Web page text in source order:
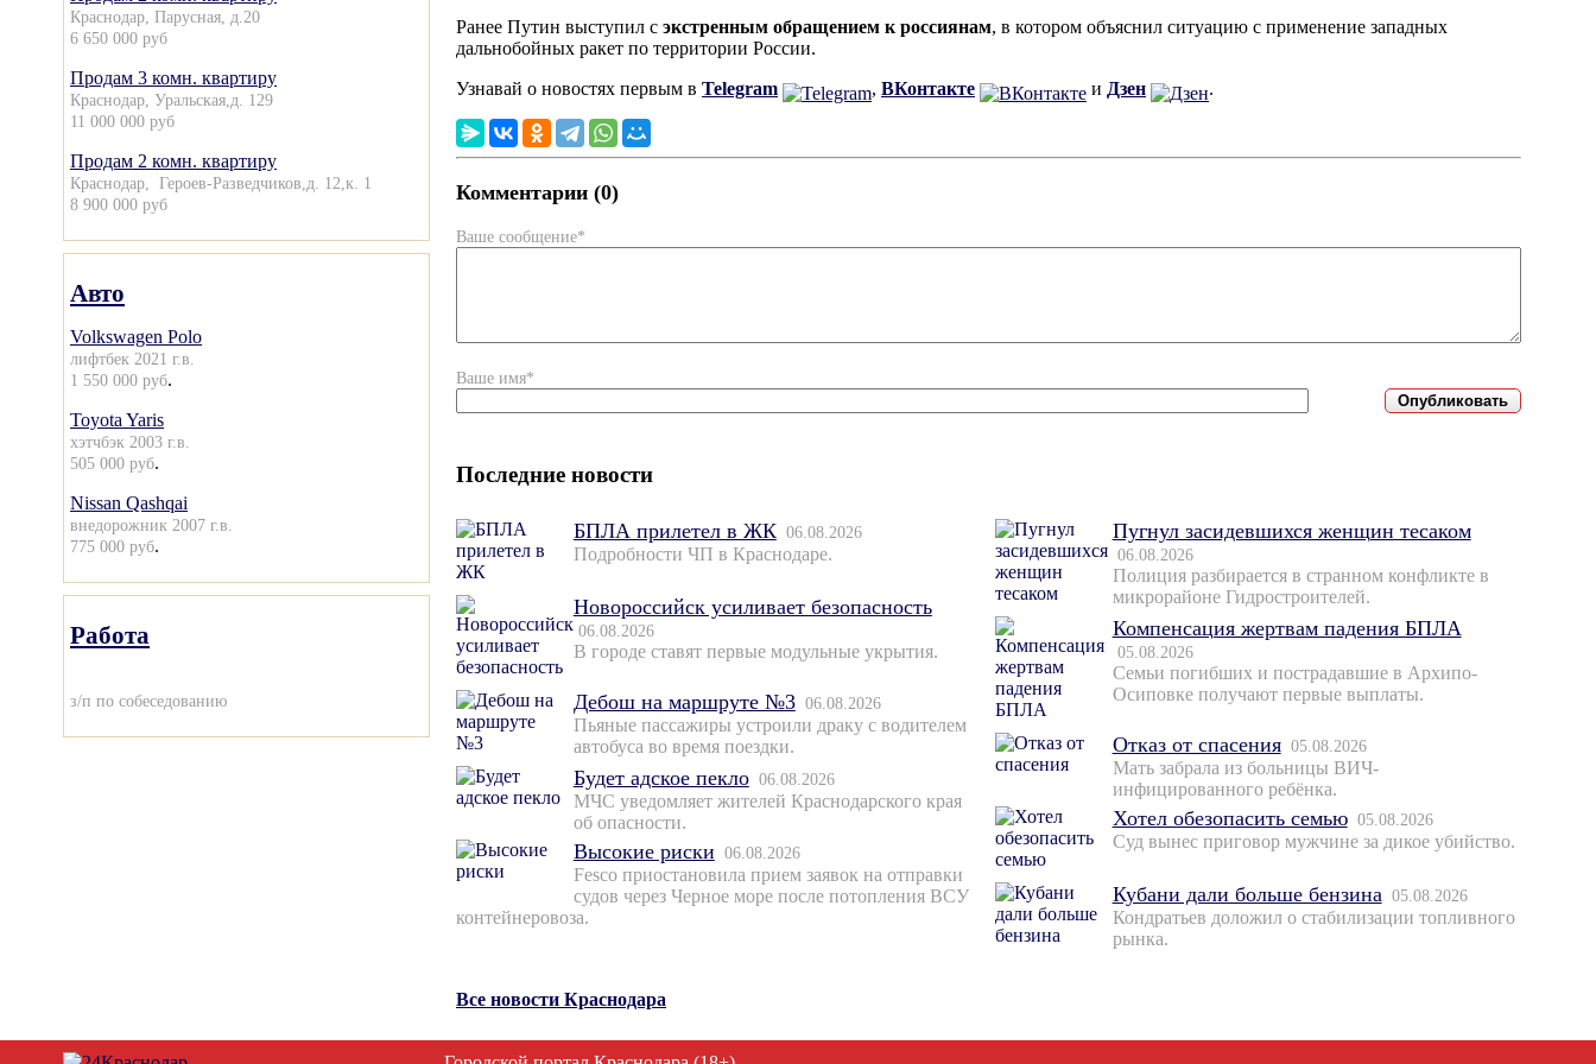
Краснодар, Парусная, д.20
6 650 000 руб
Продам 3 комн. квартиру
Краснодар, Уральская,д. 129
11 000 000 руб
Продам 2 комн. квартиру
Краснодар, Героев-Разведчиков,д. 12,к. 1
8 900 000 руб
Авто
Volkswagen Polo
лифтбек 2021 г.в.
1 550 000 руб.
Toyota Yaris
хэтчбэк 2003 г.в.
505 000 руб.
Nissan Qashqai
внедорожник 2007 г.в.
775 000 руб.
Работа
з/п по собеседованию
Ранее Путин выступил с экстренным обращением к россиянам, в котором объяснил ситуацию с применение западных
дальнобойных ракет по территории России.
Узнавай о новостях первым в Telegram , ВКонтакте и Дзен .
Комментарии (0)
Ваше сообщение*
Ваше имя*
Последние новости
БПЛА прилетел в ЖК 06.08.2026
Подробности ЧП в Краснодаре.
Новороссийск усиливает безопасность
06.08.2026
В городе ставят первые модульные укрытия.
Дебош на маршруте №3 06.08.2026
Пьяные пассажиры устроили драку с водителем
автобуса во время поездки.
Будет адское пекло 06.08.2026
МЧС уведомляет жителей Краснодарского края
об опасности.
Высокие риски 06.08.2026
Fesco приостановила прием заявок на отправки
судов через Черное море после потопления ВСУ
контейнеровоза.
Пугнул засидевшихся женщин тесаком
06.08.2026
Полиция разбирается в странном конфликте в
микрорайоне Гидростроителей.
Компенсация жертвам падения БПЛА
05.08.2026
Семьи погибших и пострадавшие в Архипо-
Осиповке получают первые выплаты.
Отказ от спасения 05.08.2026
Мать забрала из больницы ВИЧ-
инфицированного ребёнка.
Хотел обезопасить семью 05.08.2026
Суд вынес приговор мужчине за дикое убийство.
Кубани дали больше бензина 05.08.2026
Кондратьев доложил о стабилизации топливного
рынка.
Все новости Краснодара